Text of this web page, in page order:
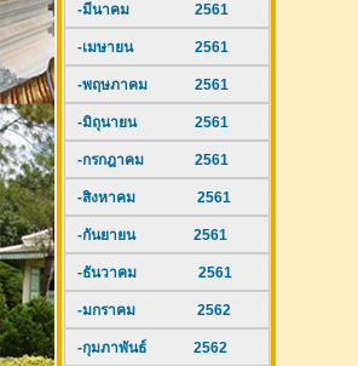
-มีนาคม 2561
-เมษายน 2561
-พฤษภาคม 2561
-มิถุนายน 2561
-กรกฎาคม 2561
-สิงหาคม 2561
-กันยายน 2561
-ธันวาคม 2561
-มกราคม 2562
-กุมภาพันธ์ 2562